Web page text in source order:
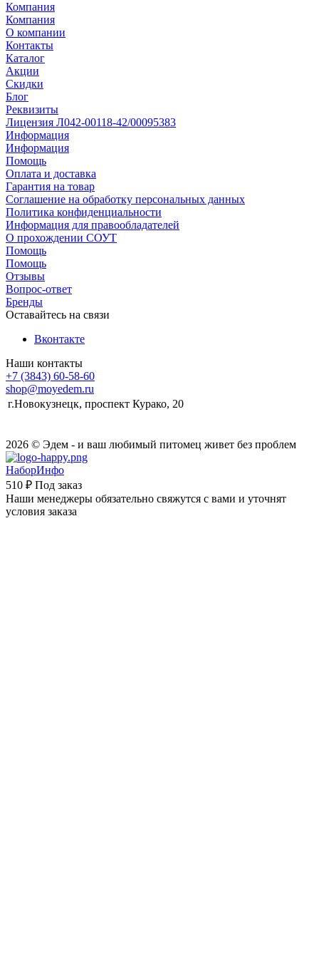
Компания
Компания
О компании
Контакты
Каталог
Акции
Скидки
Блог
Реквизиты
Лицензия Л042-00118-42/00095383
Информация
Информация
Помощь
Оплата и доставка
Гарантия на товар
Соглашение на обработку персональных данных
Политика конфиденциальности
Информация для правообладателей
О прохождении СОУТ
Помощь
Помощь
Отзывы
Вопрос-ответ
Бренды
Оставайтесь на связи
Вконтакте
Наши контакты
+7 (3843) 60-58-60
shop@moyedem.ru
г.Новокузнецк, проспект Курако, 20
2026 © Эдем - и ваш любимый питомец живет без проблем
НаборИнфо
510 ₽ Под заказ
Наши менеджеры обязательно свяжутся с вами и уточнят
условия заказа